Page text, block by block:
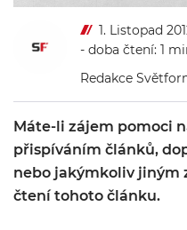
1. Listopad
- doba čtení: 1
Redakce
Máte-li zájem pomoci
přispíváním článků,
nebo jakýmkoliv jiným
čtení tohoto článku.